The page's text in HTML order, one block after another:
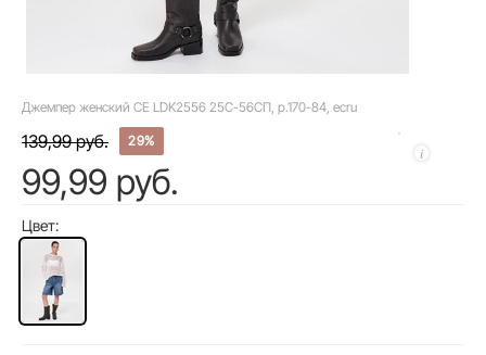
Джемпер женский CE LDK2556 25С-56СП, р.170-84, ecru
139,99 руб. 29%
99,99 руб.
Цвет: